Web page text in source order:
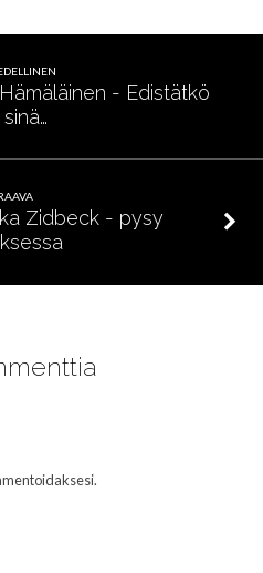
- Edistätkö
sinä…
Zidbeck - pysy